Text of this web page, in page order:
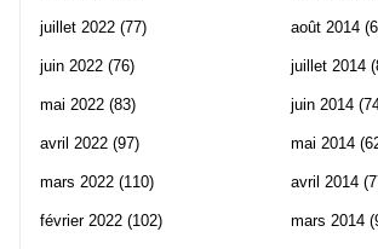
juillet 2022 (77)
juin 2022 (76)
mai 2022 (83)
avril 2022 (97)
mars 2022 (110)
février 2022 (102)
août 2014
juillet 2014
juin 2014
mai 2014
avril 2014
mars 2014